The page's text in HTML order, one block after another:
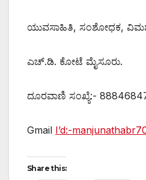
ಯುವಸಾಹಿತಿ, ಸಂಶೋಧಕ,
ಎಚ್.ಡಿ. ಕೋಟೆ ಮೈಸೂರು.
ದೂರವಾಣಿ ಸಂಖ್ಯೆ:-
Gmail I’d:-
Share this: